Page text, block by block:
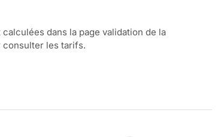
dans la page validation de la
consulter les tarifs.